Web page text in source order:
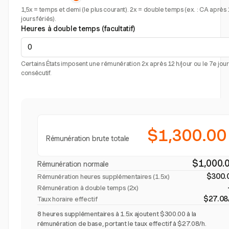
1,5x = temps et demi (le plus courant). 2x = double temps (ex. : CA après
jours fériés).
Heures à double temps (facultatif)
Certains États imposent une rémunération 2x après 12 h/jour ou le 7e jour
consécutif.
Rémunération brute totale $1,300.00
Rémunération normale
Rémunération heures supplémentaires (1.5x)
Rémunération à double temps (2x)
Taux horaire effectif
8 heures supplémentaires à 1.5x ajoutent $300.00 à la
rémunération de base, portant le taux effectif à $27.08/h.